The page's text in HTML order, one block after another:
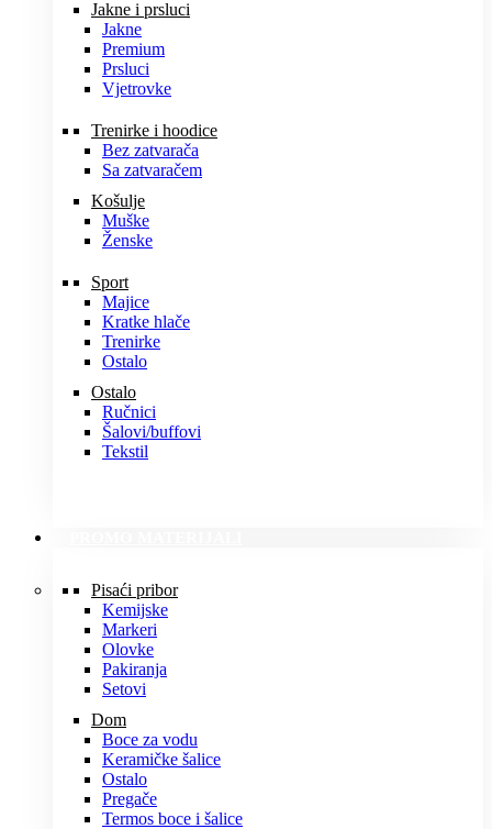
Jakne i prsluci
Jakne
Premium
Prsluci
Vjetrovke
Trenirke i hoodice
Bez zatvarača
Sa zatvaračem
Košulje
Muške
Ženske
Sport
Majice
Kratke hlače
Trenirke
Ostalo
Ostalo
Ručnici
Šalovi/buffovi
Tekstil
Pisaći pribor
Kemijske
Markeri
Olovke
Pakiranja
Setovi
Dom
Boce za vodu
Keramičke šalice
Ostalo
Pregače
Termos boce i šalice